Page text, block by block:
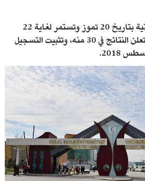
وتبدأ المفاضلة الثانية بتاريخ 20 تموز وتستمر لغاية 22
من نفس الشهر، وتعلن النتائج في 30 منه، وتثبيت التسجيل